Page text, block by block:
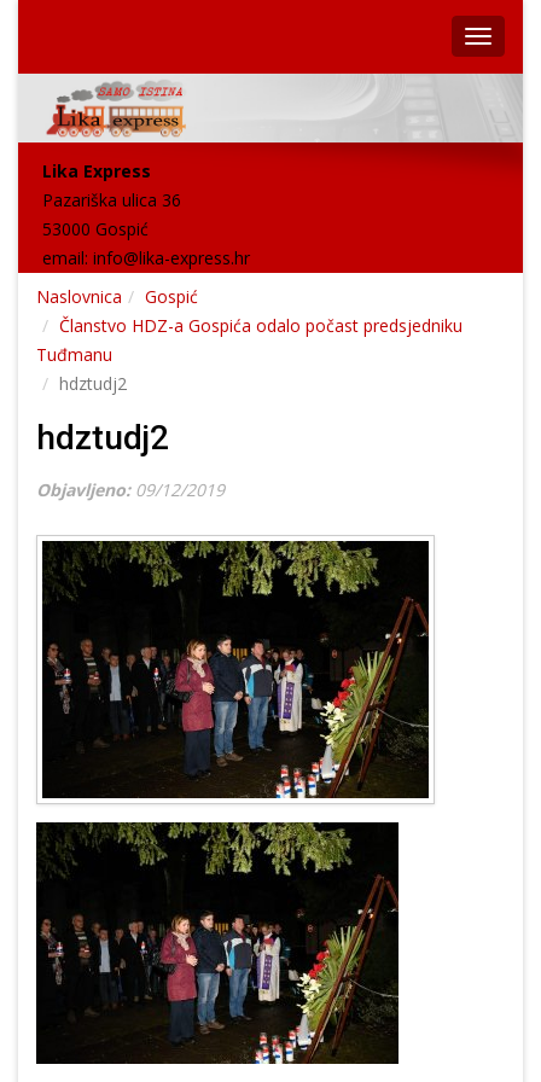
Lika Express
Pazariška ulica 36
53000 Gospić
email: info@lika-express.hr
Naslovnica
Gospić
Članstvo HDZ-a Gospića odalo počast predsjedniku
Tuđmanu
hdztudj2
hdztudj2
Objavljeno: 09/12/2019